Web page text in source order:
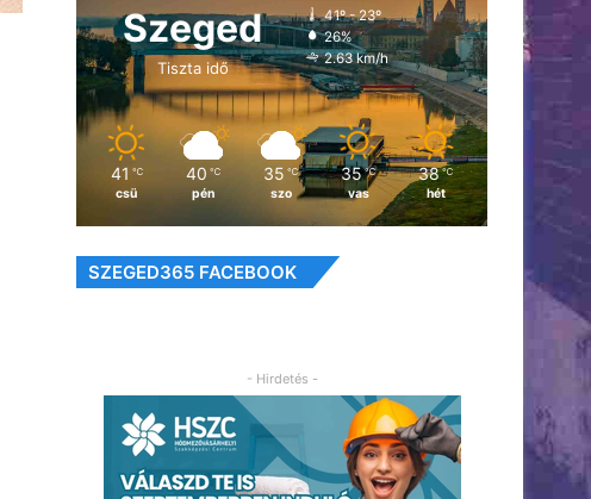
Szeged
Tiszta idő
41º - 23º
26%
2.63 km/h
41 ℃
csü
40 ℃
pén
35 ℃
szo
35 ℃
vas
38 ℃
hét
SZEGED365 FACEBOOK
- Hirdetés -